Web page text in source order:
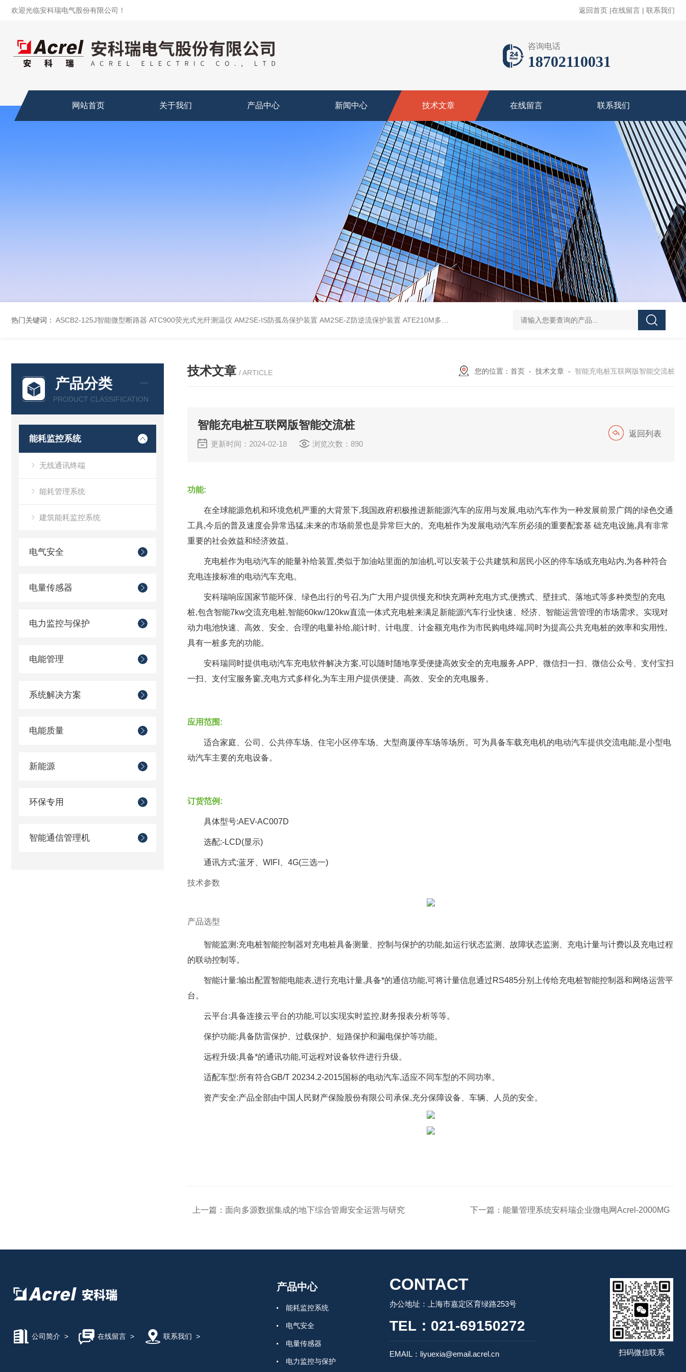
欢迎光临安科瑞电气股份有限公司！ 返回首页 |在线留言 | 联系我们
咨询电话
18702110031
网站首页 关于我们 产品中心 新闻中心 技术文章 在线留言 联系我们
热门关键词： ASCB2-125J智能微型断路器 ATC900荧光式光纤测温仪 AM2SE-IS防孤岛保护装置 AM2SE-Z防逆流保护装置 ATE210M多回路复合型温度传感器 ATE210S单回路复合型温度传感器 DJSF1352-D-
产品分类
PRODUCT CLASSIFICATION
能耗监控系统
无线通讯终端
能耗管理系统
建筑能耗监控系统
电气安全
电量传感器
电力监控与保护
电能管理
系统解决方案
电能质量
新能源
环保专用
智能通信管理机
技术文章 / ARTICLE 您的位置： 首页 - 技术文章 - 智能充电桩互联网版智能交流桩
智能充电桩互联网版智能交流桩
更新时间：2024-02-18 浏览次数：890
返回列表
功能:
在全球能源危机和环境危机严重的大背景下,我国政府积极推进新能源汽车的应用与发展,电动汽车作为一种发展前景广阔的绿色交通
工具,今后的普及速度会异常迅猛,未来的市场前景也是异常巨大的。充电桩作为发展电动汽车所必须的重要配套基 础充电设施,具有非常
重要的社会效益和经济效益。
充电桩作为电动汽车的能量补给装置,类似于加油站里面的加油机,可以安装于公共建筑和居民小区的停车场或充电站内,为各种符合
充电连接标准的电动汽车充电。
安科瑞响应国家节能环保、绿色出行的号召,为广大用户提供慢充和快充两种充电方式,便携式、壁挂式、落地式等多种类型的充电
桩,包含智能7kw交流充电桩,智能60kw/120kw直流一体式充电桩来满足新能源汽车行业快速、经济、智能运营管理的市场需求。实现对
动力电池快速、高效、安全、合理的电量补给,能计时、计电度、计金额充电作为市民购电终端,同时为提高公共充电桩的效率和实用性,
具有一桩多充的功能。
安科瑞同时提供电动汽车充电软件解决方案,可以随时随地享受便捷高效安全的充电服务,APP、微信扫一扫、微信公众号、支付宝扫
一扫、支付宝服务窗,充电方式多样化,为车主用户提供便捷、高效、安全的充电服务。
应用范围:
适合家庭、公司、公共停车场、住宅小区停车场、大型商厦停车场等场所。可为具备车载充电机的电动汽车提供交流电能,是小型电
动汽车主要的充电设备。
订货范例:
具体型号:AEV-AC007D
选配:-LCD(显示)
通讯方式:蓝牙、WIFI、4G(三选一)
技术参数
产品选型
智能监测:充电桩智能控制器对充电桩具备测量、控制与保护的功能,如运行状态监测、故障状态监测、充电计量与计费以及充电过程
的联动控制等。
智能计量:输出配置智能电能表,进行充电计量,具备*的通信功能,可将计量信息通过RS485分别上传给充电桩智能控制器和网络运营平
台。
云平台:具备连接云平台的功能,可以实现实时监控,财务报表分析等等。
保护功能:具备防雷保护、过载保护、短路保护和漏电保护等功能。
远程升级:具备*的通讯功能,可远程对设备软件进行升级。
适配车型:所有符合GB/T 20234.2-2015国标的电动汽车,适应不同车型的不同功率。
资产安全:产品全部由中国人民财产保险股份有限公司承保,充分保障设备、车辆、人员的安全。
上一篇： 面向多源数据集成的地下综合管廊安全运营与研究 下一篇： 能量管理系统安科瑞企业微电网Acrel-2000MG
公司简介 > 在线留言> 联系我们 >
产品中心
能耗监控系统
电气安全
电量传感器
电力监控与保护
CONTACT
办公地址：上海市嘉定区育绿路253号
TEL：021-69150272
EMAIL：liyuexia@email.acrel.cn 扫码微信联系